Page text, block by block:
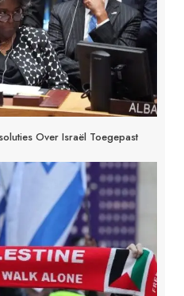
Over Israël Toegepast